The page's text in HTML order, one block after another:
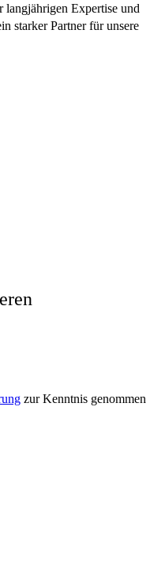
Expertise und
starker Partner für unsere
zur Kenntnis genommen